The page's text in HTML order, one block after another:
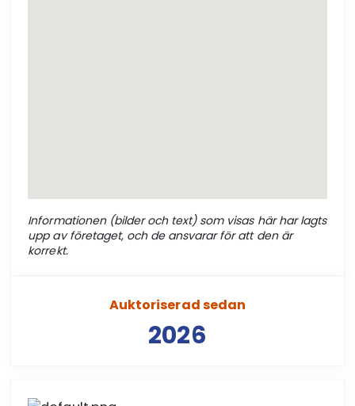
Informationen (bilder och text) som visas här har lagts
upp av företaget, och de ansvarar för att den är
korrekt.
Auktoriserad sedan
2026